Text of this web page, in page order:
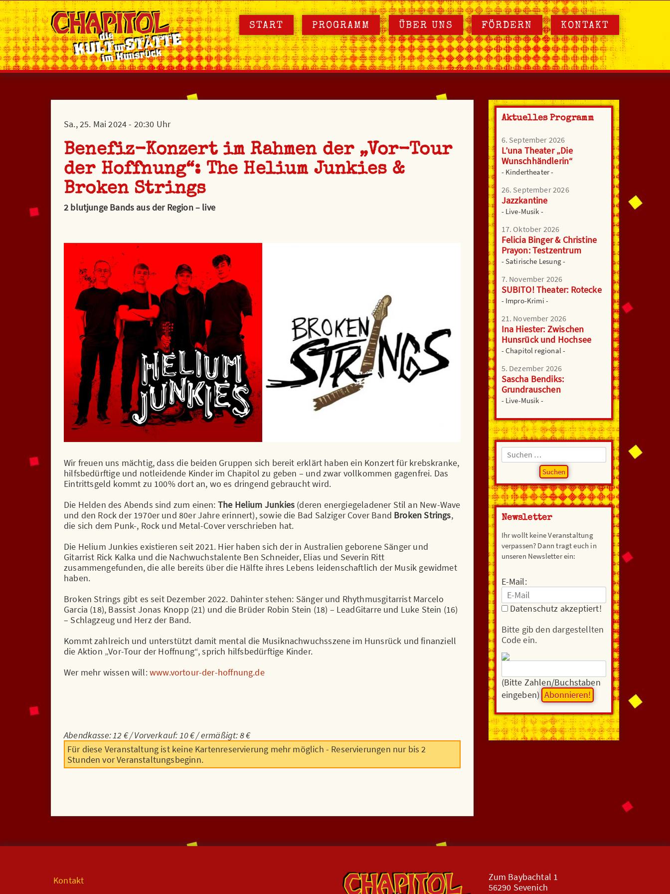
START PROGRAMM ÜBER UNS FÖRDERN KONTAKT
Sa., 25. Mai 2024 - 20:30 Uhr
Benefiz-Konzert im Rahmen der „Vor-Tour
der Hoffnung“: The Helium Junkies &
Broken Strings
2 blutjunge Bands aus der Region – live
Wir freuen uns mächtig, dass die beiden Gruppen sich bereit erklärt haben ein Konzert für krebskranke,
hilfsbedürftige und notleidende Kinder im Chapitol zu geben – und zwar vollkommen gagenfrei. Das
Eintrittsgeld kommt zu 100% dort an, wo es dringend gebraucht wird.
Die Helden des Abends sind zum einen: The Helium Junkies (deren energiegeladener Stil an New-Wave
und den Rock der 1970er und 80er Jahre erinnert), sowie die Bad Salziger Cover Band Broken Strings,
die sich dem Punk-, Rock und Metal-Cover verschrieben hat.
Die Helium Junkies existieren seit 2021. Hier haben sich der in Australien geborene Sänger und
Gitarrist Rick Kalka und die Nachwuchstalente Ben Schneider, Elias und Severin Ritt
zusammengefunden, die alle bereits über die Hälfte ihres Lebens leidenschaftlich der Musik gewidmet
haben.
Broken Strings gibt es seit Dezember 2022. Dahinter stehen: Sänger und Rhythmusgitarrist Marcelo
Garcia (18), Bassist Jonas Knopp (21) und die Brüder Robin Stein (18) – LeadGitarre und Luke Stein (16)
– Schlagzeug und Herz der Band.
Kommt zahlreich und unterstützt damit mental die Musiknachwuchsszene im Hunsrück und finanziell
die Aktion „Vor-Tour der Hoffnung“, sprich hilfsbedürftige Kinder.
Wer mehr wissen will:www.vortour-der-hoffnung.de
Abendkasse: 12 € / Vorverkauf: 10 € / ermäßigt: 8 €
Für diese Veranstaltung ist keine Kartenreservierung mehr möglich - Reservierungen nur bis 2
Stunden vor Veranstaltungsbeginn.
Aktuelles Programm
6. September 2026
L’una Theater „Die
Wunschhändlerin“
- Kindertheater -
26. September 2026
Jazzkantine
- Live-Musik -
17. Oktober 2026
Felicia Binger & Christine
Prayon: Testzentrum
- Satirische Lesung -
7. November 2026
SUBITO! Theater: Rotecke
- Impro-Krimi -
21. November 2026
Ina Hiester: Zwischen
Hunsrück und Hochsee
- Chapitol regional -
5. Dezember 2026
Sascha Bendiks:
Grundrauschen
- Live-Musik -
Suchen
nach:
Newsletter
Ihr wollt keine Veranstaltung
verpassen? Dann tragt euch in
unseren Newsletter ein:
E-Mail:
Datenschutz akzeptiert!
Bitte gib den dargestellten
Code ein.
(Bitte Zahlen/Buchstaben
eingeben)
Kontakt
Zum Baybachtal 1
56290 Sevenich